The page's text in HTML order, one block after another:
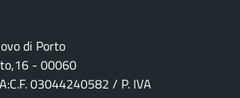
di Porto
- 00060
03044240582 / P. IVA